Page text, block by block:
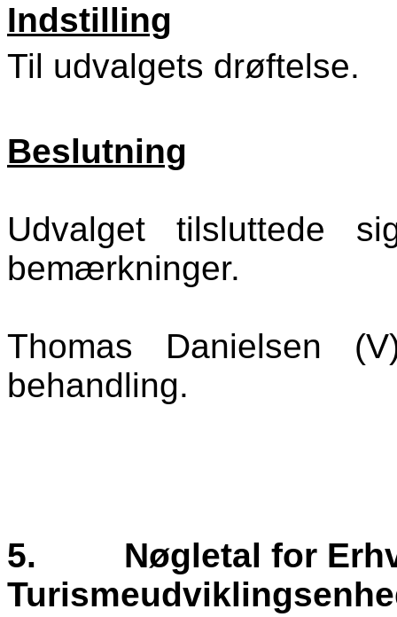
Indstilling
Til udvalgets drøftelse.
Beslutning
Udvalget tilsluttede
bemærkninger.
Thomas Danielsen
behandling.
5.
Nøgletal for